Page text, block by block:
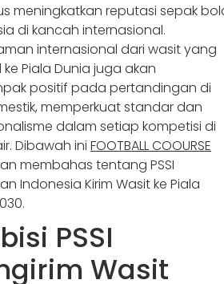
meningkatkan reputasi sepak
di kancah internasional.
internasional dari wasit yang
ke Piala Dunia juga akan
positif pada pertandingan di
memperkuat standar dan
dalam setiap kompetisi di
Dibawah ini FOOTBALL COOURSE
membahas tentang PSSI
Indonesia Kirim Wasit ke Piala
PSSI
Wasit